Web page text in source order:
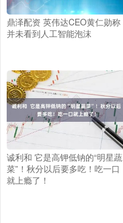
鼎泽配资 英伟达CEO黄仁勋称
并未看到人工智能泡沫
诚利和 它是高钾低钠的“明星蔬
菜”！秋分以后要多吃！吃一口
就上瘾了！